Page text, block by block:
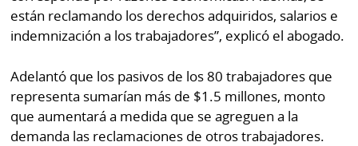
están reclamando los derechos adquiridos, salarios e
indemnización a los trabajadores”, explicó el abogado.
Adelantó que los pasivos de los 80 trabajadores que
representa sumarían más de $1.5 millones, monto
que aumentará a medida que se agreguen a la
demanda las reclamaciones de otros trabajadores.